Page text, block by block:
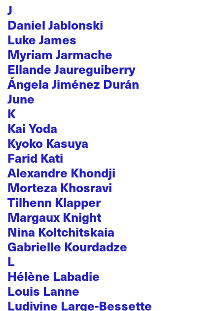
J
Daniel Jablonski
Luke James
Myriam Jarmache
Ellande Jaureguiberry
Ángela Jiménez Durán
June
K
Kai Yoda
Kyoko Kasuya
Farid Kati
Alexandre Khondji
Morteza Khosravi
Tilhenn Klapper
Margaux Knight
Nina Koltchitskaia
Gabrielle Kourdadze
L
Hélène Labadie
Louis Lanne
Ludivine Large-Bessette